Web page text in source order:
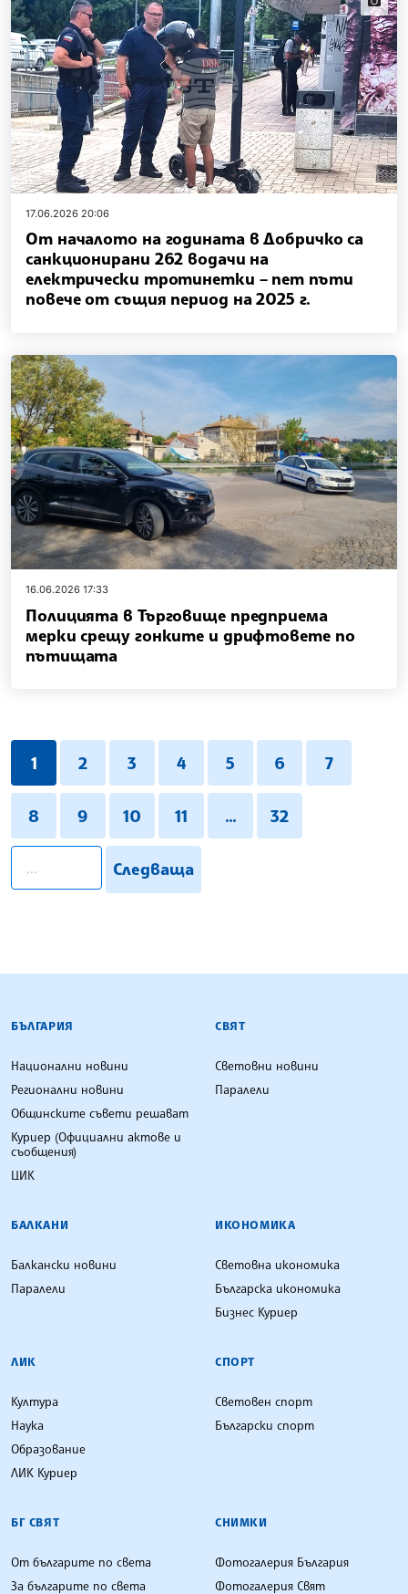
17.06.2026 20:06
От началото на годината в Добричко са
санкционирани 262 водачи на
електрически тротинетки – пет пъти
повече от същия период на 2025 г.
16.06.2026 17:33
Полицията в Търговище предприема
мерки срещу гонките и дрифтовете по
пътищата
1 2 3 4 5 6 7
8 9 10 11 ... 32
Следваща
БЪЛГАРСКА ТЕЛЕГРАФНА АГЕНЦИЯ
БЪЛГАРИЯ
Национални новини
Регионални новини
Общинските съвети решават
Куриер (Официални актове и
съобщения)
ЦИК
СВЯТ
Световни новини
Паралели
БАЛКАНИ
Балкански новини
Паралели
ИКОНОМИКА
Световна икономика
Българска икономика
Бизнес Куриер
ЛИК
Култура
Наука
Образование
ЛИК Куриер
СПОРТ
Световен спорт
Български спорт
БГ СВЯТ
От българите по света
За българите по света
СНИМКИ
Фотогалерия България
Фотогалерия Свят